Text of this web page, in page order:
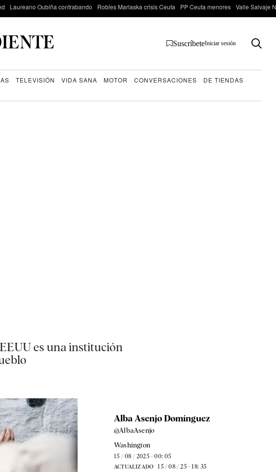
Laureano Oubiña contrabando Robles Marlaska crisis Ceuta PP Ceuta menores Valle Salvaje
SuscríbeteIniciar sesión
TELEVISIÓN VIDA SANA MOTOR CONVERSACIONES
DE TIENDAS
es una institución
Alba Asenjo Domínguez
@AlbaAsenjo
Washington
15 / 08 / 2025 - 00: 05
ACTUALIZADO 15 / 08 / 25 - 18: 35